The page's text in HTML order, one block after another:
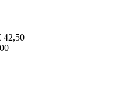
42,50